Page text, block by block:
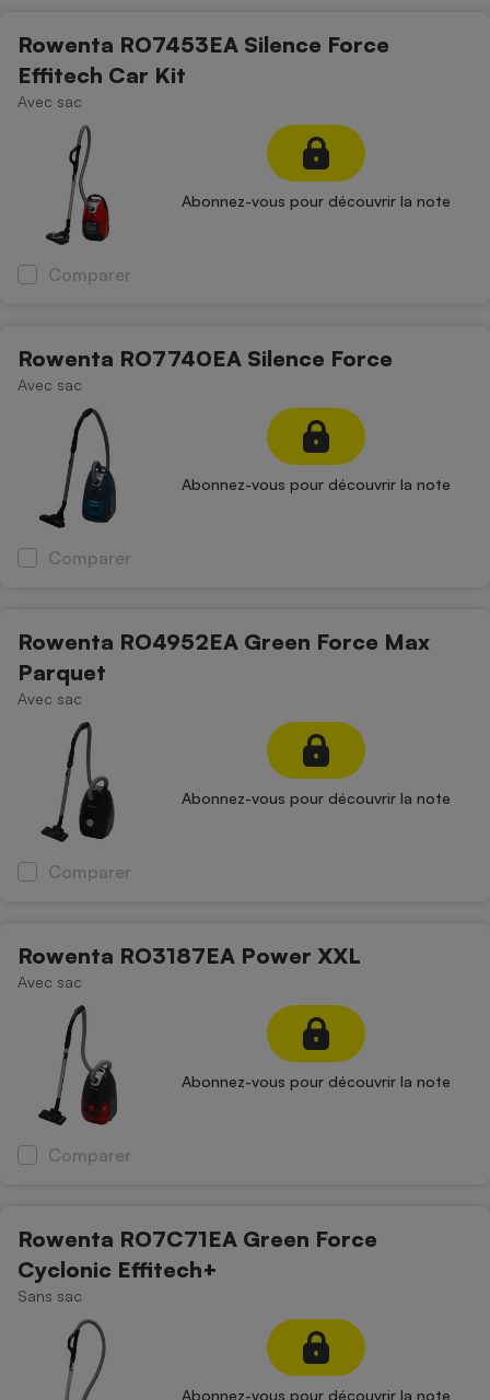
Rowenta RO7453EA Silence Force
Effitech Car Kit
Avec sac
Abonnez-vous pour découvrir la note
Comparer
Rowenta RO7740EA Silence Force
Avec sac
Abonnez-vous pour découvrir la note
Comparer
Rowenta RO4952EA Green Force Max
Parquet
Avec sac
Abonnez-vous pour découvrir la note
Comparer
Rowenta RO3187EA Power XXL
Avec sac
Abonnez-vous pour découvrir la note
Comparer
Rowenta RO7C71EA Green Force
Cyclonic Effitech+
Sans sac
Abonnez-vous pour découvrir la note